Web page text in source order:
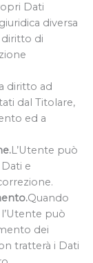
Dati
diversa
diritto di
diritto ad
dal Titolare,
ed a
L’Utente può
e
Quando
può
dei
tratterà i Dati